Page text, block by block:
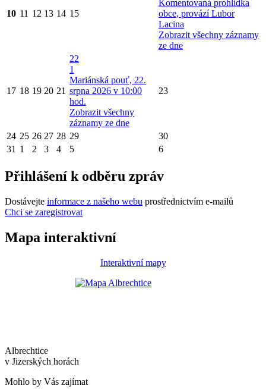
10 11 12 13 14 15
Komentovaná prohlídka
obce, provází Lubor
Lacina
Zobrazit všechny záznamy
ze dne
17 18 19 20 21
22
1
Mariánská pouť, 22.
srpna 2026 v 10:00
hod.
Zobrazit všechny
záznamy ze dne
23
24 25 26 27 28 29
30
31 1 2 3 4 5 6
Přihlášení k odběru zpráv
Dostávejte informace z našeho webu prostřednictvím e-mailů
Chci se zaregistrovat
Mapa interaktivní
Interaktivní mapy
Albrechtice
v Jizerských horách
Mohlo by Vás zajímat